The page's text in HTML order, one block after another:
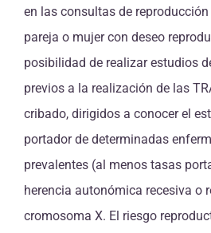
en las consultas de
pareja o mujer con deseo
posibilidad de realizar estudios
previos a la realización de las
cribado, dirigidos a conocer el
portador de determinadas
prevalentes (al menos tasas
herencia autonómica recesiva o
cromosoma X. El riesgo